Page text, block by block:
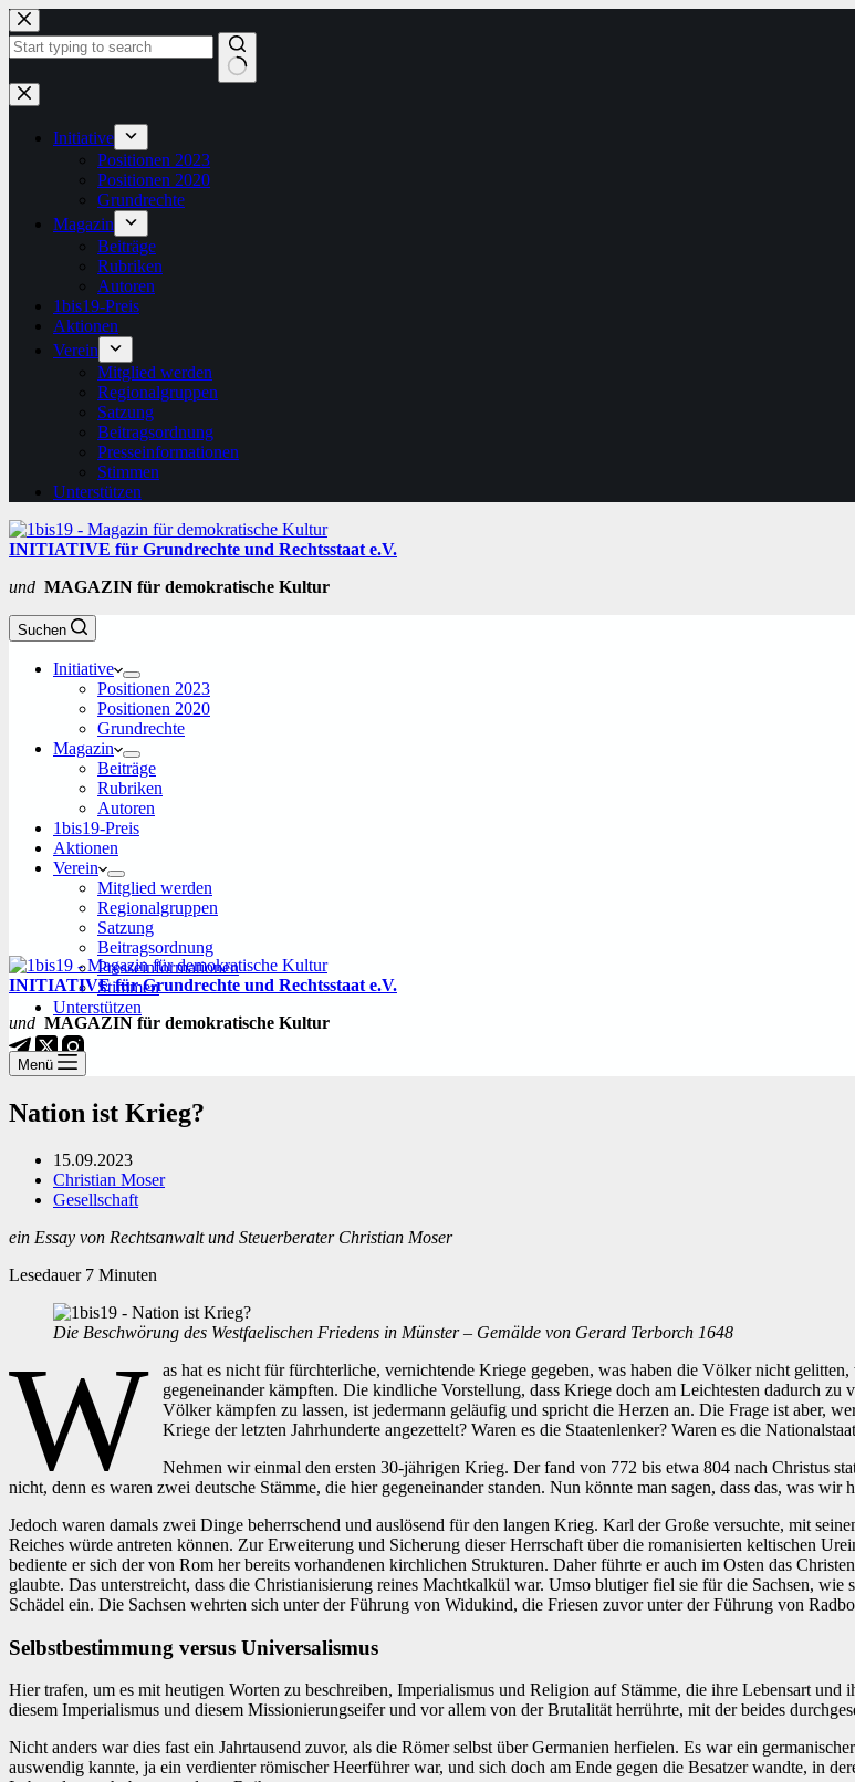
Zum
Inhalt
springen
Keine
Ergebnisse
Initiative
Positionen 2023
Positionen 2020
Grundrechte
Magazin
Beiträge
Rubriken
Autoren
1bis19-Preis
Aktionen
Verein
Mitglied werden
Regionalgruppen
Satzung
Beitragsordnung
Presseinformationen
Stimmen
Unterstützen
INITIATIVE für Grundrechte und Rechtsstaat e.V.
und MAGAZIN für demokratische Kultur
Suchen
Initiative
Positionen 2023
Positionen 2020
Grundrechte
Magazin
Beiträge
Rubriken
Autoren
1bis19-Preis
Aktionen
Verein
Mitglied werden
Regionalgruppen
Satzung
Beitragsordnung
Presseinformationen
Stimmen
Unterstützen
INITIATIVE für Grundrechte und Rechtsstaat e.V.
und MAGAZIN für demokratische Kultur
Menü
Nation ist Krieg?
15.09.2023
Christian Moser
Gesellschaft
ein Essay von Rechtsanwalt und Steuerberater Christian Moser
Lesedauer 7 Minuten
Die Beschwörung des Westfaelischen Friedens in Münster – Gemälde von Gerard Terborch 1648
W
as hat es nicht für fürchterliche, vernichtende Kriege gegeben, was haben die Völker nicht
gegeneinander kämpften. Die kindliche Vorstellung, dass Kriege doch am Leichtesten dadurch zu
Völker kämpfen zu lassen, ist jedermann geläufig und spricht die Herzen an. Die Frage ist aber,
Kriege der letzten Jahrhunderte angezettelt? Waren es die Staatenlenker? Waren es die
Nehmen wir einmal den ersten 30-jährigen Krieg. Der fand von 772 bis etwa 804 nach Christus
nicht, denn es waren zwei deutsche Stämme, die hier gegeneinander standen. Nun könnte man sagen, dass das, was
Jedoch waren damals zwei Dinge beherrschend und auslösend für den langen Krieg. Karl der Große versuchte, mit
Reiches würde antreten können. Zur Erweiterung und Sicherung dieser Herrschaft über die romanisierten keltischen
bediente er sich der von Rom her bereits vorhandenen kirchlichen Strukturen. Daher führte er auch im Osten das
glaubte. Das unterstreicht, dass die Christianisierung reines Machtkalkül war. Umso blutiger fiel sie für die Sachsen,
Schädel ein. Die Sachsen wehrten sich unter der Führung von Widukind, die Friesen zuvor unter der Führung von
Selbstbestimmung versus Universalismus
Hier trafen, um es mit heutigen Worten zu beschreiben, Imperialismus und Religion auf Stämme, die ihre Lebensart
diesem Imperialismus und diesem Missionierungseifer und vor allem von der Brutalität herrührte, mit der beides
Nicht anders war dies fast ein Jahrtausend zuvor, als die Römer selbst über Germanien herfielen. Es war ein
auswendig kannte, ja ein verdienter römischer Heerführer war, und sich doch am Ende gegen die Besatzer wandte, in